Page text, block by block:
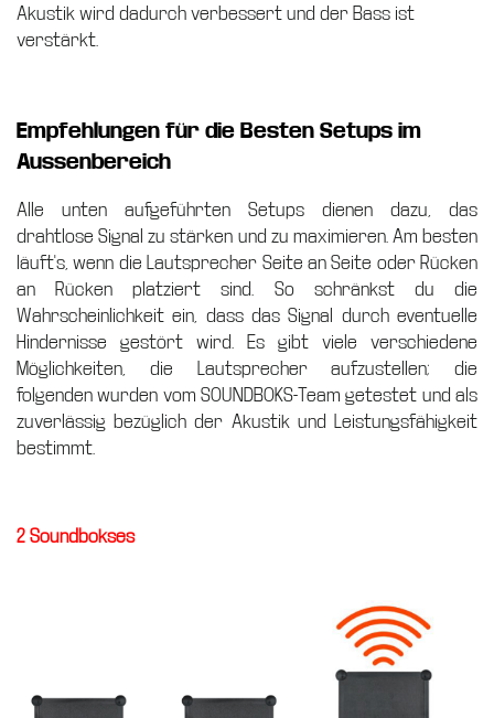
Akustik wird dadurch verbessert und der Bass ist
verstärkt.
Empfehlungen für die Besten Setups im
Aussenbereich
Alle unten aufgeführten Setups dienen dazu, das
drahtlose Signal zu stärken und zu maximieren. Am besten
läuft's, wenn die Lautsprecher Seite an Seite oder Rücken
an Rücken platziert sind. So schränkst du die
Wahrscheinlichkeit ein, dass das Signal durch eventuelle
Hindernisse gestört wird. Es gibt viele verschiedene
Möglichkeiten, die Lautsprecher aufzustellen; die
folgenden wurden vom SOUNDBOKS-Team getestet und als
zuverlässig bezüglich der Akustik und Leistungsfähigkeit
bestimmt.
2 Soundbokses